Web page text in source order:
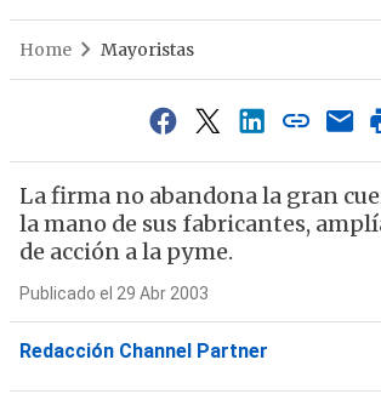
Home Mayoristas
La firma no abandona la gran
la mano de sus fabricantes,
de acción a la pyme.
Publicado el 29 Abr 2003
Redacción Channel Partner